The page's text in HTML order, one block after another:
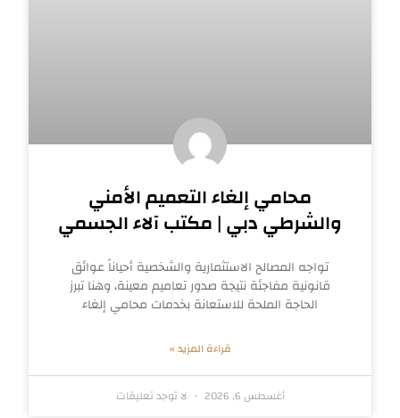
محامي إلغاء التعميم الأمني
والشرطي دبي | مكتب آلاء الجسمي
تواجه المصالح الاستثمارية والشخصية أحياناً عوائق
قانونية مفاجئة نتيجة صدور تعاميم معينة، وهنا تبرز
الحاجة الملحة للاستعانة بخدمات محامي إلغاء
قراءة المزيد »
أغسطس 6, 2026 لا توجد تعليقات